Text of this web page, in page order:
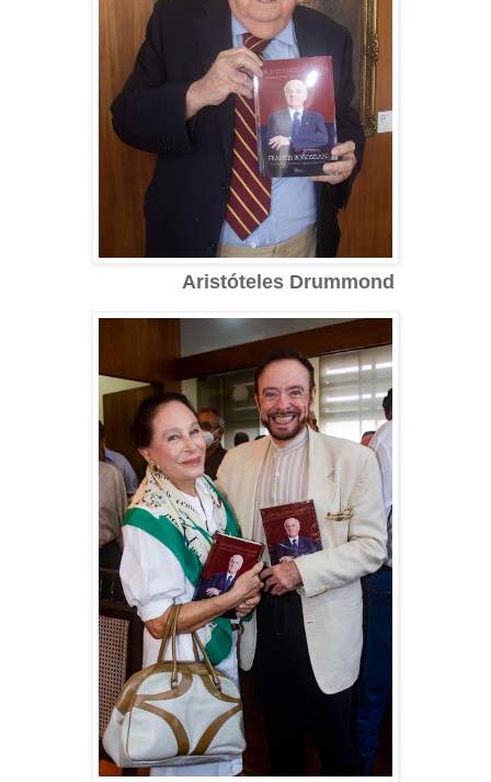
Aristóteles Drummond